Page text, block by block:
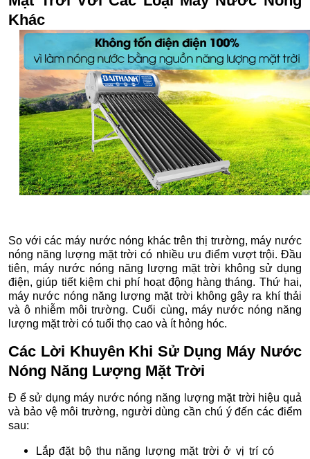
Khác
So với các máy nước nóng khác trên thị trường, máy nước
nóng năng lượng mặt trời có nhiều ưu điểm vượt trội. Đầu
tiên, máy nước nóng năng lượng mặt trời không sử dụng
điện, giúp tiết kiệm chi phí hoạt động hàng tháng. Thứ hai,
máy nước nóng năng lượng mặt trời không gây ra khí thải
và ô nhiễm môi trường. Cuối cùng, máy nước nóng năng
lượng mặt trời có tuổi thọ cao và ít hỏng hóc.
Các Lời Khuyên Khi Sử Dụng Máy Nước
Nóng Năng Lượng Mặt Trời
Đ ể sử dụng máy nước nóng năng lượng mặt trời hiệu quả
và bảo vệ môi trường, người dùng cần chú ý đến các điểm
sau:
Lắp đặt bộ thu năng lượng mặt trời ở vị trí có